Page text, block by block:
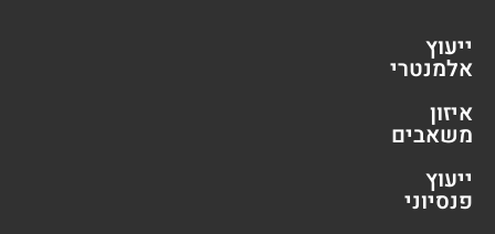
ייעוץ
אלמנטרי
איזון
משאבים
ייעוץ
פנסיוני